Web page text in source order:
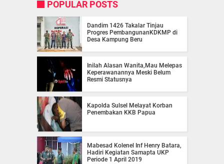
POPULAR POSTS
Dandim 1426 Takalar Tinjau
Progres PembangunanKDKMP di
Desa Kampung Beru
Inilah Alasan Wanita,Mau Melepas
Keperawanannya Meski Belum
Resmi Statusnya
Kapolda Sulsel Melayat Korban
Penembakan KKB Papua
Mabesad Kolenel Inf Henry Batara,
Hadiri Kegiatan Samapta UKP
Periode 1 April 2019